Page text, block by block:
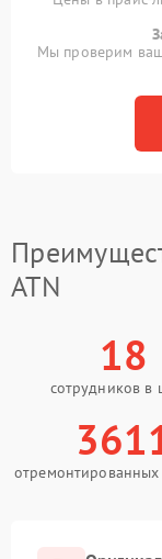
Мы проверим
ATN
18
сотрудников в
отремонтированных